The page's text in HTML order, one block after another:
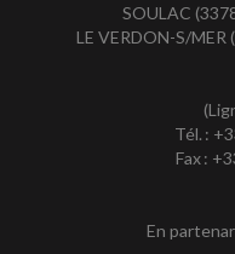
SOULAC
LE VERDON-S/
Tél. :
Fax :
En